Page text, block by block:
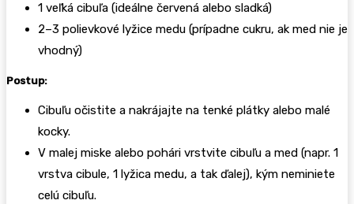
1 veľká cibuľa (ideálne červená alebo sladká)
2–3 polievkové lyžice medu (prípadne cukru, ak med nie je
vhodný)
Postup:
Cibuľu očistite a nakrájajte na tenké plátky alebo malé
kocky.
V malej miske alebo pohári vrstvite cibuľu a med (napr. 1
vrstva cibule, 1 lyžica medu, a tak ďalej), kým neminiete
celú cibuľu.